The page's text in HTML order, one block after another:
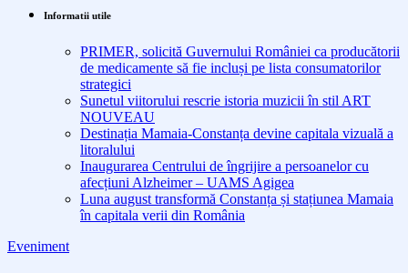
Informatii utile
PRIMER, solicită Guvernului României ca producătorii
de medicamente să fie incluși pe lista consumatorilor
strategici
Sunetul viitorului rescrie istoria muzicii în stil ART
NOUVEAU
Destinația Mamaia-Constanța devine capitala vizuală a
litoralului
Inaugurarea Centrului de îngrijire a persoanelor cu
afecțiuni Alzheimer – UAMS Agigea
Luna august transformă Constanța și stațiunea Mamaia
în capitala verii din România
Eveniment